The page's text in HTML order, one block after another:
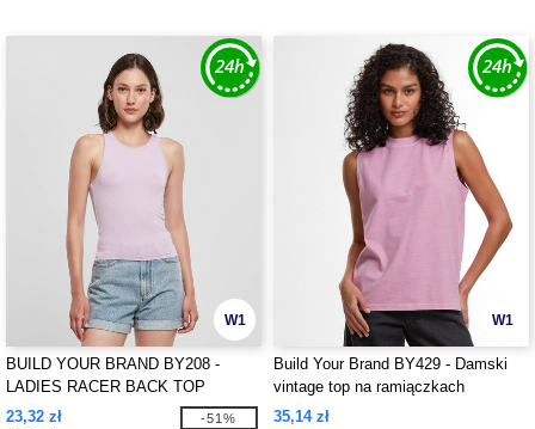
W1
BUILD YOUR BRAND BY208 -
LADIES RACER BACK TOP
23,32 zł
-51%
W1
Build Your Brand BY429 - Damski
vintage top na ramiączkach
35,14 zł